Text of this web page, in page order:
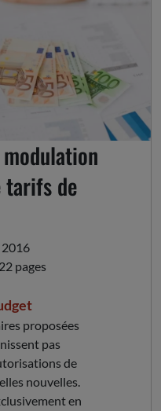
tarifs de
2016
22 pages
proposées
pas
de
nouvelles.
en